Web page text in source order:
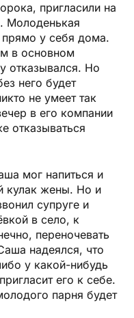
пригласили на
Молоденькая
прямо у себя дома.
в основном
отказывался. Но
него будет
не умеет так
в его компании
отказываться
мог напиться и
кулак жены. Но и
супруге и
в село, к
переночевать
надеялся, что
у какой-нибудь
его к себе.
парня будет